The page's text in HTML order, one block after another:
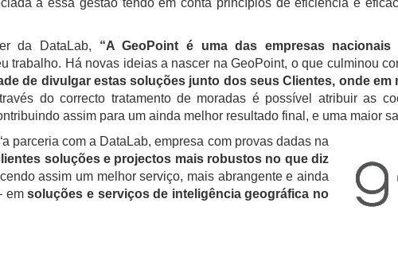
a essa gestão tendo em conta princípios de eficiência e
da DataLab, “A GeoPoint é uma das empresas
trabalho. Há novas ideias a nascer na GeoPoint, o que culminou
de divulgar estas soluções junto dos seus Clientes, onde em
do correcto tratamento de moradas é possível atribuir as
assim para um ainda melhor resultado final, e uma maior
parceria com a DataLab, empresa com provas dadas na
soluções e projectos mais robustos no que diz
assim um melhor serviço, mais abrangente e ainda
emsoluções e serviços de inteligência geográfica no